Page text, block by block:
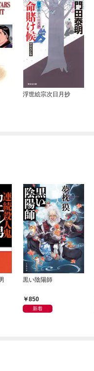
浮世絵宗次日月抄
黒い陰陽師
850
新着